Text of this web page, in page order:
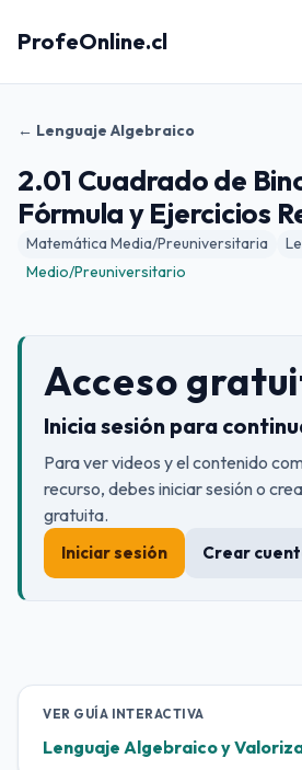
ProfeOnline.cl
← Lenguaje Algebraico
2.01 Cuadrado de
Fórmula y Ejercicios
Matemática Media/Preuniversitaria
Medio/Preuniversitario
Acceso
Inicia sesión para
Para ver videos y el contenido
recurso, debes iniciar sesión o
gratuita.
Iniciar sesión Crear
VER GUÍA INTERACTIVA
Lenguaje Algebraico y